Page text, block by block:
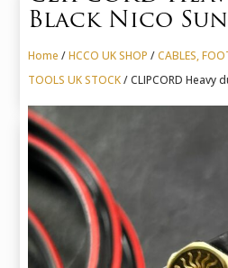
Black Nico Sun
Home /HCCO UK SHOP /CABLES,
TOOLS UK STOCK/ CLIPCORD Heavy